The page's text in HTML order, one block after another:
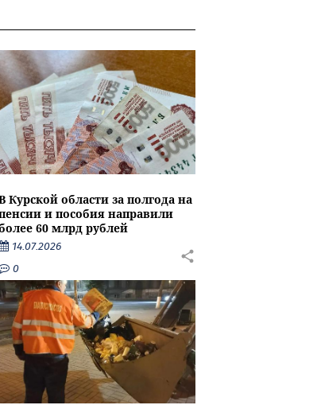
Курской области за полгода на
и пособия направили
60 млрд рублей
14.07.2026
0